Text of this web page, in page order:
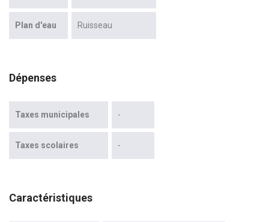
Plan d'eau Ruisseau
Dépenses
Taxes municipales -
Taxes scolaires -
Caractéristiques